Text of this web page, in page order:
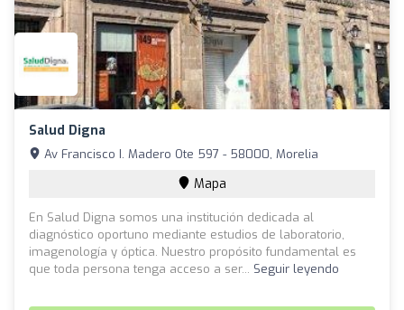
Salud Digna
Av Francisco I. Madero Ote 597 - 58000, Morelia
Mapa
En Salud Digna somos una institución dedicada al
diagnóstico oportuno mediante estudios de laboratorio,
imagenología y óptica. Nuestro propósito fundamental es
que toda persona tenga acceso a ser... Seguir leyendo